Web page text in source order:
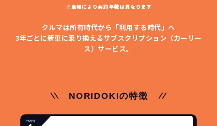
※車種により契約年数は異なります
クルマは所有時代から「利用する時代」へ
3年ごとに新車に乗り換えるサブスクリプション（カーリー
ス）サービス。
NORIDOKIの特徴